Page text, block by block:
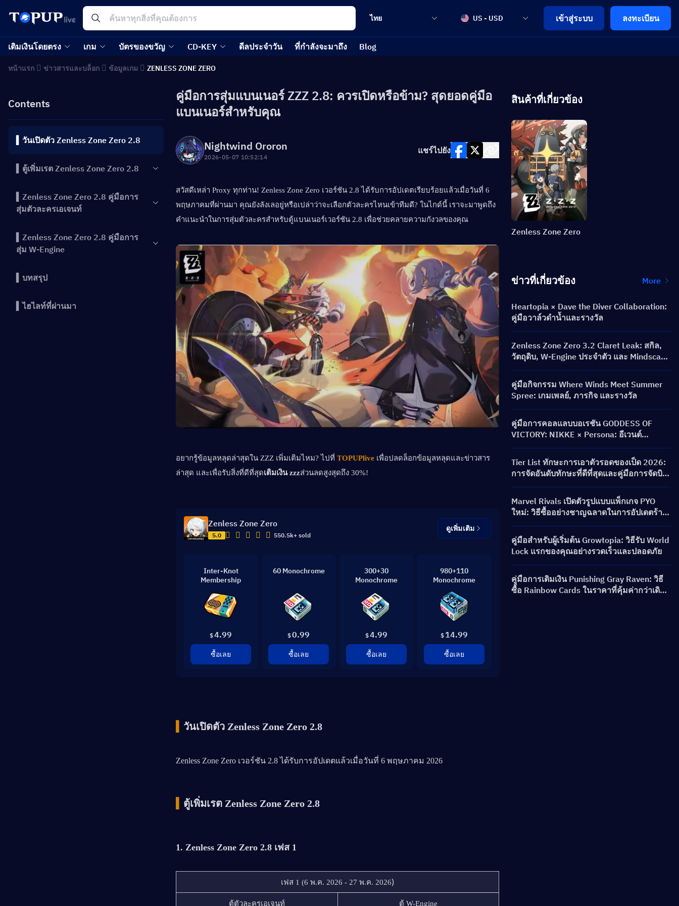
ไทย US - USD เข้าสู่ระบบ ลงทะเบียน
เติมเงินโดยตรง เกม บัตรของขวัญ CD-KEY ดีลประจำวัน ที่กำลังจะมาถึง Blog
หน้าแรก ข่าวสารและบล็อก ข้อมูลเกม ZENLESS ZONE ZERO
Contents
▍วันเปิดตัว Zenless Zone Zero 2.8
▍ตู้เพิ่มเรต Zenless Zone Zero 2.8
▍Zenless Zone Zero 2.8 คู่มือการ
สุ่มตัวละครเอเจนท์
▍Zenless Zone Zero 2.8 คู่มือการ
สุ่ม W-Engine
▍บทสรุป
▍ไฮไลท์ที่ผ่านมา
คู่มือการสุ่มแบนเนอร์ ZZZ 2.8: ควรเปิดหรือข้าม? สุดยอดคู่มือ
แบนเนอร์สำหรับคุณ
Nightwind Ororon
2026-05-07 10:52:14
แชร์ไปยัง
สวัสดีเหล่า Proxy ทุกท่าน! Zenless Zone Zero เวอร์ชัน 2.8 ได้รับการอัปเดตเรียบร้อยแล้วเมื่อวันที่ 6
พฤษภาคมที่ผ่านมา คุณยังลังเลอยู่หรือเปล่าว่าจะเลือกตัวละครไหนเข้าทีมดี? ในไกด์นี้ เราจะมาพูดถึง
คำแนะนำในการสุ่มตัวละครสำหรับตู้แบนเนอร์เวอร์ชัน 2.8 เพื่อช่วยคลายความกังวลของคุณ
อยากรู้ข้อมูลหลุดล่าสุดใน ZZZ เพิ่มเติมไหม? ไปที่ TOPUPlive เพื่อปลดล็อกข้อมูลหลุดและข่าวสาร
ล่าสุด และเพื่อรับสิ่งที่ดีที่สุดเติมเงิน zzzส่วนลดสูงสุดถึง 30%!
Zenless Zone Zero
5.0 550.5k+ sold
ดูเพิ่มเติม
Inter-Knot
Membership
$4.99
ซื้อเลย
60 Monochrome
$0.99
ซื้อเลย
300+30
Monochrome
$4.99
ซื้อเลย
980+110
Monochrome
$ 14.99
ซื้อเลย
วันเปิดตัว Zenless Zone Zero 2.8
Zenless Zone Zero เวอร์ชัน 2.8 ได้รับการอัปเดตแล้วเมื่อวันที่ 6 พฤษภาคม 2026
ตู้เพิ่มเรต Zenless Zone Zero 2.8
1. Zenless Zone Zero 2.8 เฟส 1
เฟส 1 (6 พ.ค. 2026 - 27 พ.ค. 2026)
ตู้ตัวละครเอเจนท์ ตู้ W-Engine
สินค้าที่เกี่ยวข้อง
Zenless Zone Zero
ข่าวที่เกี่ยวข้อง More
Heartopia × Dave the Diver Collaboration:
คู่มือวาล์วดำน้ำและรางวัล
Zenless Zone Zero 3.2 Claret Leak: สกิล,
วัตถุดิบ, W-Engine ประจำตัว และ Mindscape
Cinema
คู่มือกิจกรรม Where Winds Meet Summer
Spree: เกมเพลย์, ภารกิจ และรางวัล
คู่มือการคอลแลบบอเรชัน GODDESS OF
VICTORY: NIKKE × Persona: อีเวนต์
PERSONA ON FRONTLINE, ตัวละคร, ตู้คอน
เนคชั่น และรางวัล
Tier List ทักษะการเอาตัวรอดของเป็ด 2026:
การจัดอันดับทักษะที่ดีที่สุดและคู่มือการจัดบิ
ลด์
Marvel Rivals เปิดตัวรูปแบบแพ็กเกจ PYO
ใหม่: วิธีซื้ออย่างชาญฉลาดในการอัปเดตร้าน
ค้าซีซัน 9.5
คู่มือสำหรับผู้เริ่มต้น Growtopia: วิธีรับ World
Lock แรกของคุณอย่างรวดเร็วและปลอดภัย
คู่มือการเติมเงิน Punishing Gray Raven: วิธี
ซื้อ Rainbow Cards ในราคาที่คุ้มค่ากว่าเดิม